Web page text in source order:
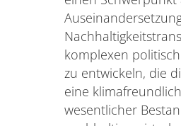
komplexen
zu entwickeln, die
eine
wesentlicher